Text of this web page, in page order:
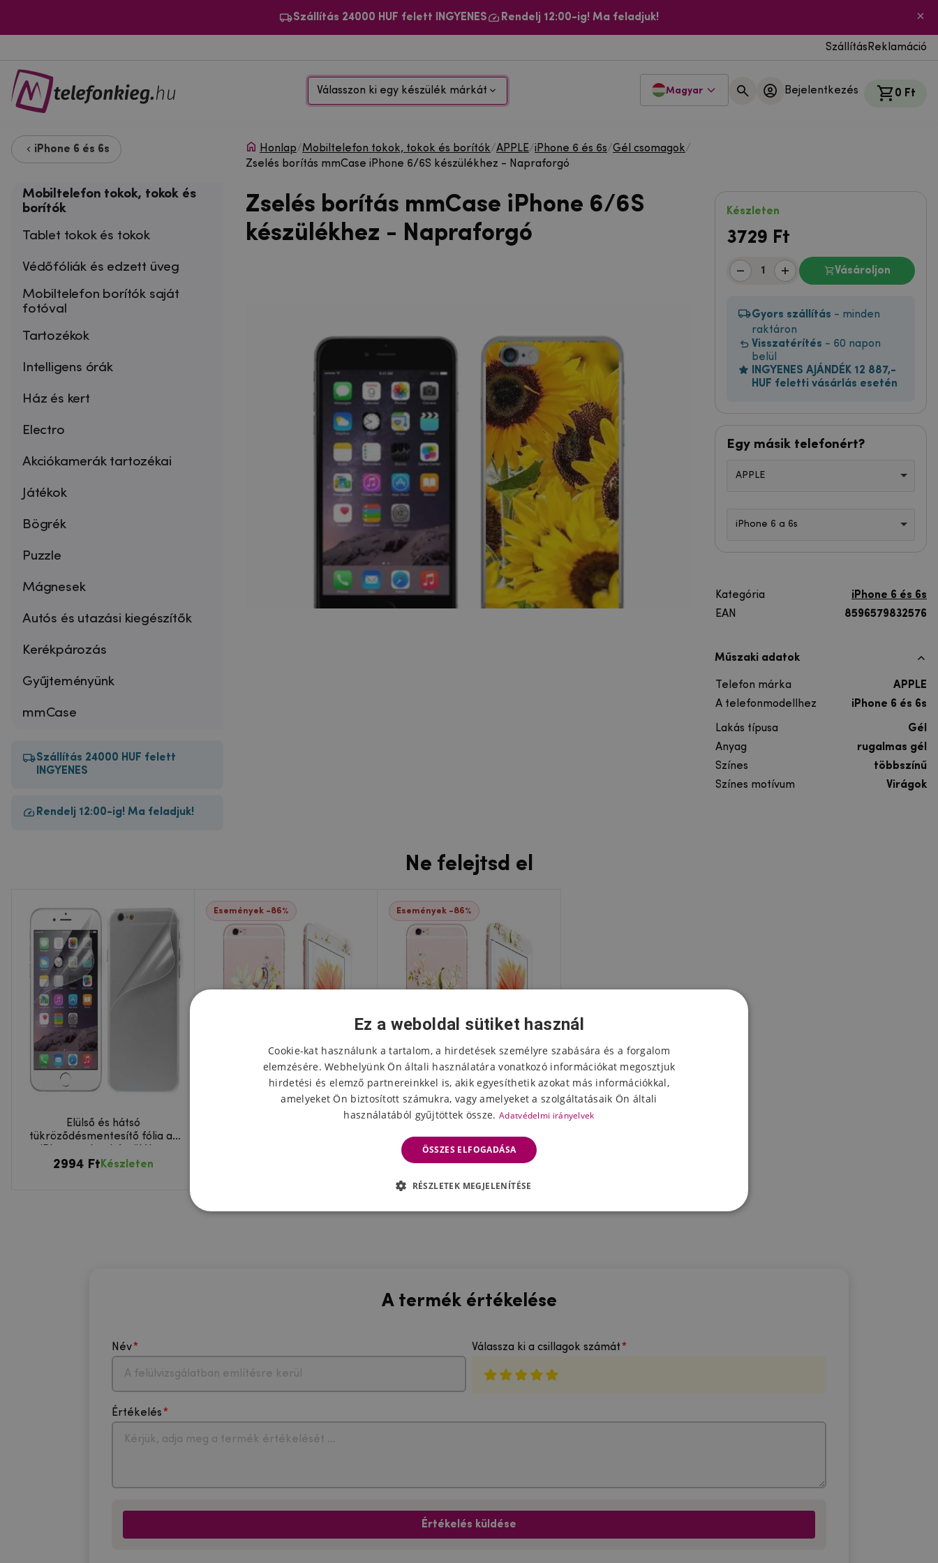
Szállítás 24000 HUF felett INGYENES Rendelj 12:00-ig! Ma feladjuk!
Szállítás Reklamáció
Válasszon ki egy készülék márkát Magyar Bejelentkezés 0 Ft
iPhone 6 és 6s
Mobiltelefon tokok, tokok és
borítók
Tablet tokok és tokok
Védőfóliák és edzett üveg
Mobiltelefon borítók saját
fotóval
Tartozékok
Intelligens órák
Ház és kert
Electro
Akciókamerák tartozékai
Játékok
Bögrék
Puzzle
Mágnesek
Autós és utazási kiegészítők
Kerékpározás
Gyűjteményünk
mmCase
Szállítás 24000 HUF felett
INGYENES
Rendelj 12:00-ig! Ma feladjuk!
Honlap/Mobiltelefon tokok, tokok és borítók/APPLE/iPhone 6 és 6s/Gél csomagok/
Zselés borítás mmCase iPhone 6/6S készülékhez - Napraforgó
Zselés borítás mmCase iPhone 6/6S
készülékhez - Napraforgó
Készleten
3729 Ft
Vásároljon
Gyors szállítás - minden
raktáron
Visszatérítés - 60 napon
belül
INGYENES AJÁNDÉK 12 887,-
HUF feletti vásárlás esetén
Egy másik telefonért?
APPLE
iPhone 6 a 6s
Kategória
iPhone 6 és 6s
EAN
8596579832576
Műszaki adatok
Telefon márka
APPLE
A telefonmodellhez
iPhone 6 és 6s
Lakás típusa
Gél
Anyag
rugalmas gél
Színes
többszínű
Színes motívum
Virágok
Ne felejtsd el
Elülső és hátsó
tükröződésmentesítő fólia az
2994 Ft Készleten
Események -86% Események -86%
Díszített elülső és hátsó edzett
üveg az iPhone 6 és 6s
készülékeken - liliom
Készleten
A termék értékelése
Név Válassza ki a csillagok számát
Értékelés
Értékelés küldése
Ez a weboldal sütiket használ
Cookie-kat használunk a tartalom, a hirdetések személyre szabására és a forgalom
elemzésére. Webhelyünk Ön általi használatára vonatkozó információkat megosztjuk
hirdetési és elemző partnereinkkel is, akik egyesíthetik azokat más információkkal,
amelyeket Ön biztosított számukra, vagy amelyeket a szolgáltatásaik Ön általi
használatából gyűjtöttek össze. Adatvédelmi irányelvek
ÖSSZES ELFOGADÁSA
RÉSZLETEK MEGJELENÍTÉSE